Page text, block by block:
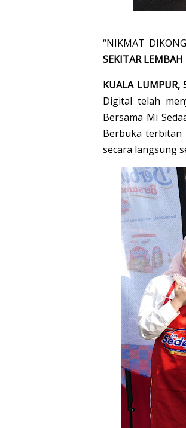
“NIKMAT
SEKITAR
KUALA LUMPUR,
Digital telah
Bersama Mi
Berbuka terbitan
secara langsung